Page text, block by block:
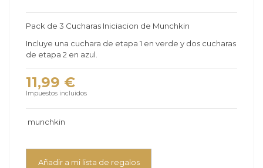
Pack de 3 Cucharas Iniciacion de Munchkin
Incluye una cuchara de etapa 1 en verde y dos cucharas
de etapa 2 en azul.
11,99 €
Impuestos incluidos
munchkin
Añadir a mi lista de regalos